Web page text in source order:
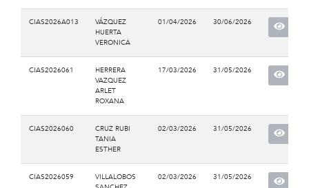
CIAS2026A013
VÁZQUEZ
HUERTA
VERONICA
01/04/2026 30/06/2026
CIAS2026061
HERRERA
VAZQUEZ
ARLET
ROXANA
17/03/2026 31/05/2026
CIAS2026060
CRUZ RUBI
TANIA
ESTHER
02/03/2026 31/05/2026
CIAS2026059
VILLALOBOS
02/03/2026 31/05/2026